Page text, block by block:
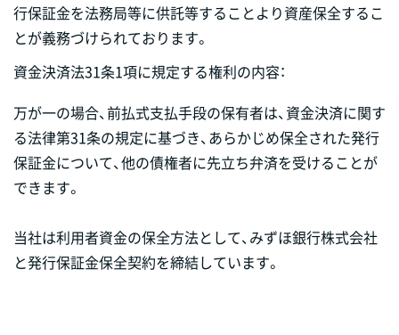
行保証金を法務局等に供託等することより資産保全するこ
とが義務づけられております。
資金決済法31条1項に規定する権利の内容：
万が一の場合、前払式支払手段の保有者は、資金決済に関す
る法律第31条の規定に基づき、あらかじめ保全された発行
保証金について、他の債権者に先立ち弁済を受けることが
できます。
当社は利用者資金の保全方法として、みずほ銀行株式会社
と発行保証金保全契約を締結しています。